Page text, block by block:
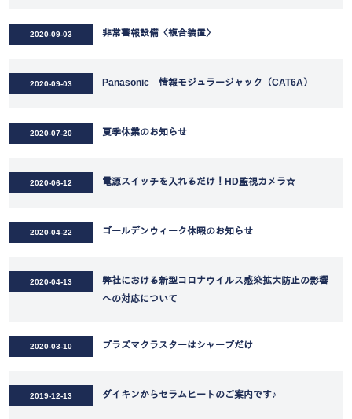
2020-09-03 非常警報設備〈複合装置〉
2020-09-03 Panasonic 情報モジュラージャック（CAT6A）
2020-07-20 夏季休業のお知らせ
2020-06-12 電源スイッチを入れるだけ！HD監視カメラ☆
2020-04-22 ゴールデンウィーク休暇のお知らせ
2020-04-13
弊社における新型コロナウイルス感染拡大防止の影響
への対応について
2020-03-10 プラズマクラスターはシャープだけ
2019-12-13 ダイキンからセラムヒートのご案内です♪